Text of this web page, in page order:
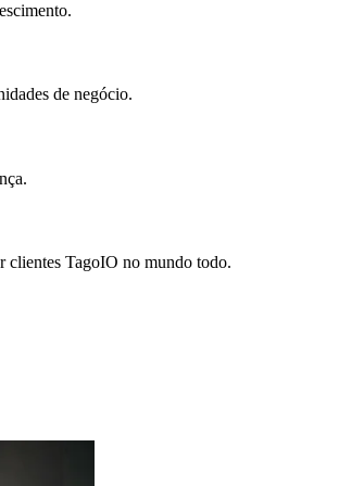
de negócio.
clientes TagoIO no mundo todo.